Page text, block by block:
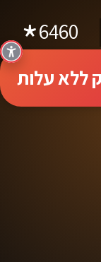
6460
ללא עלות